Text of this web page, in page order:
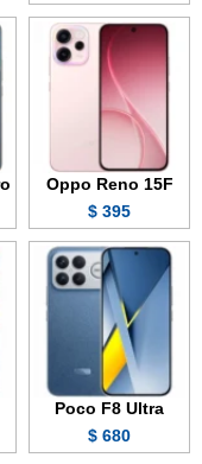
Oppo Reno 15F
395 $
Poco F8 Ultra
680 $